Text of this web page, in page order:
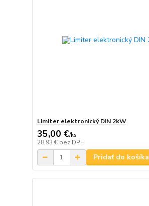
Limiter elektronický DIN 2kW
35,00 €/ks
28,93 € bez DPH
Pridať do košíka